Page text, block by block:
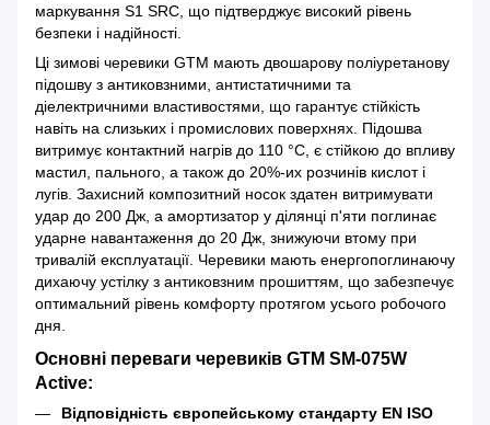
маркування S1 SRC, що підтверджує високий рівень
безпеки і надійності.
Ці зимові черевики GTM мають двошарову поліуретанову
підошву з антиковзними, антистатичними та
діелектричними властивостями, що гарантує стійкість
навіть на слизьких і промислових поверхнях. Підошва
витримує контактний нагрів до 110 °C, є стійкою до впливу
мастил, пального, а також до 20%-их розчинів кислот і
лугів. Захисний композитний носок здатен витримувати
удар до 200 Дж, а амортизатор у ділянці п'яти поглинає
ударне навантаження до 20 Дж, знижуючи втому при
тривалій експлуатації. Черевики мають енергопоглинаючу
дихаючу устілку з антиковзним прошиттям, що забезпечує
оптимальний рівень комфорту протягом усього робочого
дня.
Основні переваги черевиків GTM SM-075W
Active:
Відповідність європейському стандарту EN ISO